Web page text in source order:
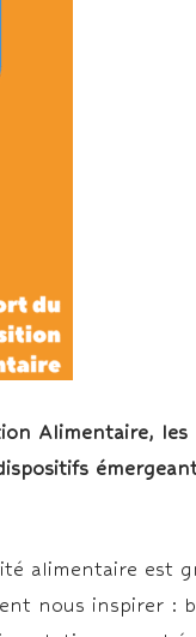
Alimentaire, les
alimentaire est
nous inspirer :